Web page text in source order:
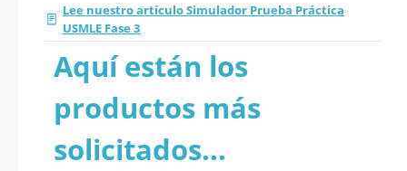
Lee nuestro artículo Simulador Prueba Práctica
USMLE Fase 3
Aquí están los
productos más
solicitados...